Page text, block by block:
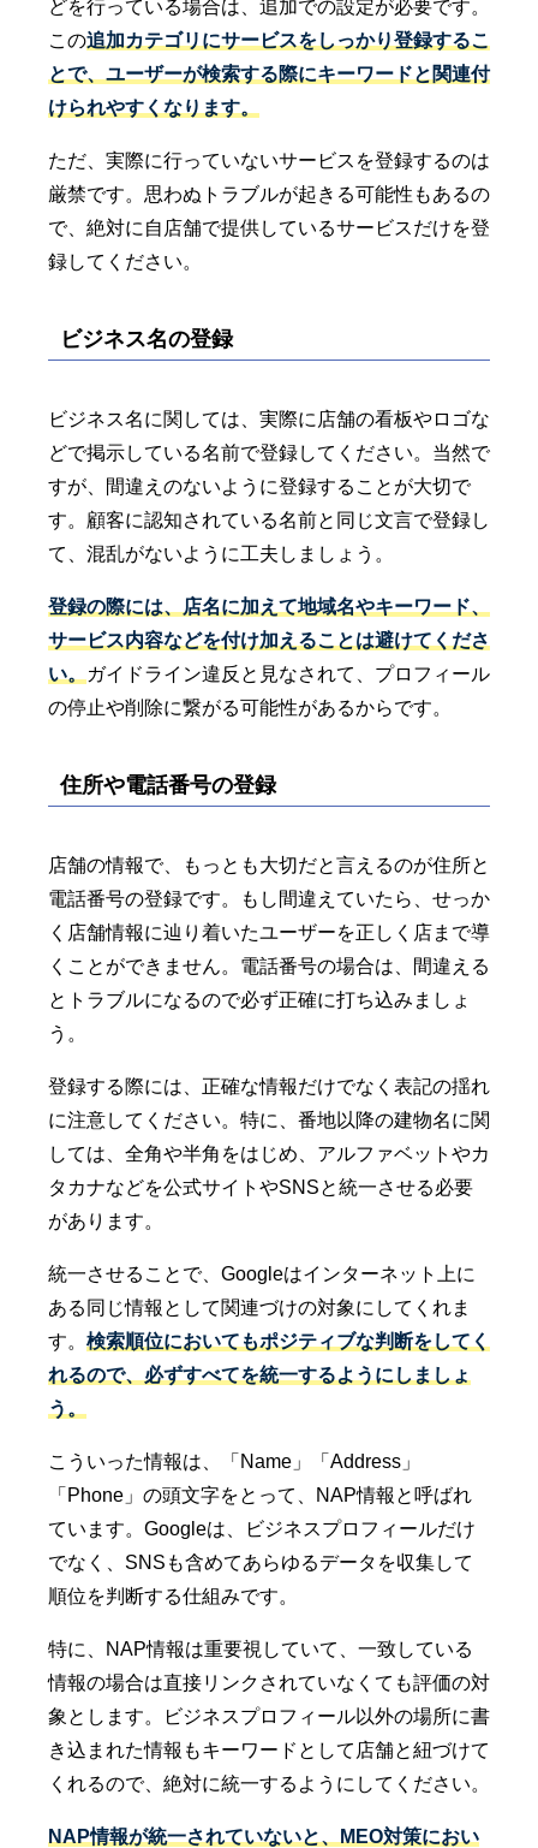
どを行っている場合は、追加での設定が必要です。
この追加カテゴリにサービスをしっかり登録するこ
とで、ユーザーが検索する際にキーワードと関連付
けられやすくなります。
ただ、実際に行っていないサービスを登録するのは
厳禁です。思わぬトラブルが起きる可能性もあるの
で、絶対に自店舗で提供しているサービスだけを登
録してください。
ビジネス名の登録
ビジネス名に関しては、実際に店舗の看板やロゴな
どで掲示している名前で登録してください。当然で
すが、間違えのないように登録することが大切で
す。顧客に認知されている名前と同じ文言で登録し
て、混乱がないように工夫しましょう。
登録の際には、店名に加えて地域名やキーワード、
サービス内容などを付け加えることは避けてくださ
い。
ガイドライン違反と見なされて、プロフィール
の停止や削除に繋がる可能性があるからです。
住所や電話番号の登録
店舗の情報で、もっとも大切だと言えるのが住所と
電話番号の登録です。もし間違えていたら、せっか
く店舗情報に辿り着いたユーザーを正しく店まで導
くことができません。電話番号の場合は、間違える
とトラブルになるので必ず正確に打ち込みましょ
う。
登録する際には、正確な情報だけでなく表記の揺れ
に注意してください。特に、番地以降の建物名に関
しては、全角や半角をはじめ、アルファベットやカ
タカナなどを公式サイトやSNSと統一させる必要
があります。
統一させることで、Googleはインターネット上に
ある同じ情報として関連づけの対象にしてくれま
す。 検索順位においてもポジティブな判断をしてく
れるので、必ずすべてを統一するようにしましょ
う。
こういった情報は、「Name」「Address」
「Phone」の頭文字をとって、NAP情報と呼ばれ
ています。Googleは、ビジネスプロフィールだけ
でなく、SNSも含めてあらゆるデータを収集して
順位を判断する仕組みです。
特に、NAP情報は重要視していて、一致している
情報の場合は直接リンクされていなくても評価の対
象とします。ビジネスプロフィール以外の場所に書
き込まれた情報もキーワードとして店舗と紐づけて
くれるので、絶対に統一するようにしてください。
NAP情報が統一されていないと、MEO対策におい